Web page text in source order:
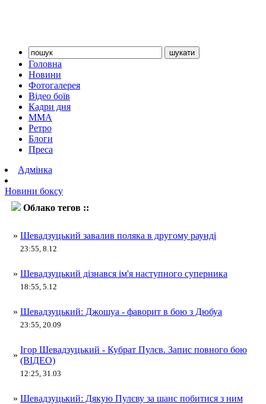
Головна
Новини
Фотогалерея
Відео боїв
Кадри дня
ММА
Ретро
Блоги
Преса
Адмінка
Новини боксу
Облако тегов ::
» Шевадзуцький завалив поляка в другому раунді
23:55, 8.12
» Шевадзуцький дізнався ім'я наступного суперника
18:55, 5.12
» Шевадзуцький: Джошуа - фаворит в бою з Дюбуа
23:55, 20.09
»
Ігор Шевадзуцький - Кубрат Пулєв. Запис повного бою
(ВІДЕО)
12:25, 31.03
» Шевадзуцький: Дякую Пулєву за шанс побитися з ним